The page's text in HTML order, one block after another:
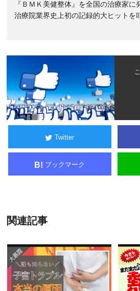
『ＢＭＫ美健整体』を全国の治療家に
治療院業界史上初の記録的大ヒットを
Twitter
B! ブックマーク
関連記事